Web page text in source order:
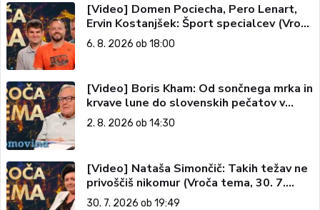
[Video] Domen Pociecha, Pero Lenart,
Ervin Kostanjšek: Šport specialcev (Vroča
tema, 6. 8. 2026)
6. 8. 2026 ob 18:00
[Video] Boris Kham: Od sončnega mrka in
krvave lune do slovenskih pečatov v
vesolju (Vroča tema, 2. 8. 2026)
2. 8. 2026 ob 14:30
[Video] Nataša Simončič: Takih težav ne
privoščiš nikomur (Vroča tema, 30. 7.
2026)
30. 7. 2026 ob 19:49